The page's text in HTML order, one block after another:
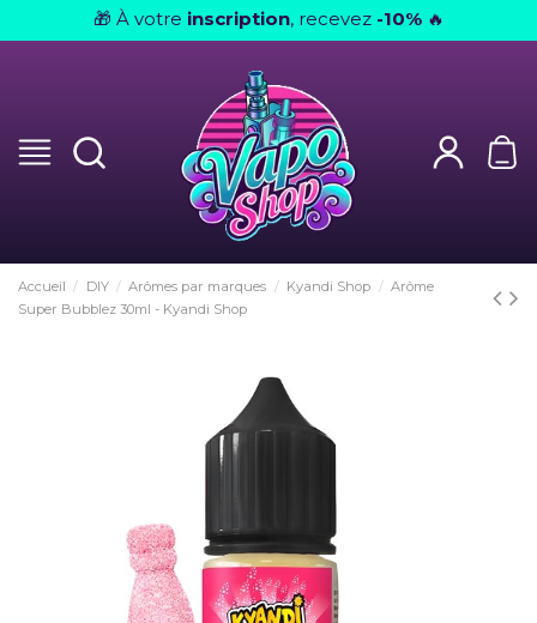
🎁 À votre inscription, recevez -10% 🔥
Accueil DIY Arômes par marques Kyandi Shop
Arôme
Super Bubblez 30ml - Kyandi Shop